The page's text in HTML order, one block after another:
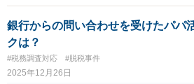
すし、本人が直接赴かず代理人による送金
さら慎重な対応になると思います。事前に
相談を行って、代理人による手続の可否や
金のために再来訪する日程なども調整した
銀行からの問い合わせを受けたパパ
クは？
#税務調査対応 #脱税事件
2025年12月26日